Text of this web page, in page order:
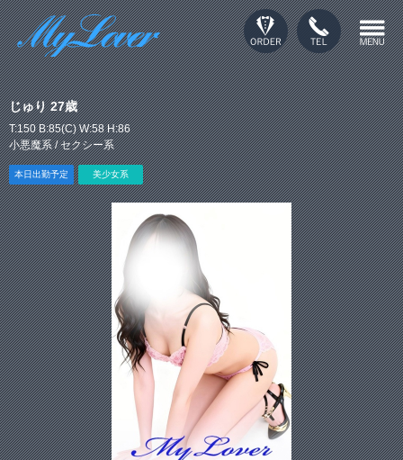
じゅり 27歳
T:150 B:85(C) W:58 H:86
小悪魔系 / セクシー系
本日出勤予定 美少女系